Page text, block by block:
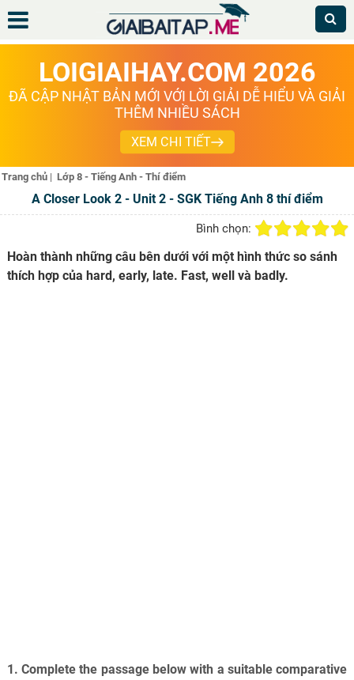
LOIGIAIHAY.COM 2026
ĐÃ CẬP NHẬT BẢN MỚI VỚI LỜI GIẢI DỄ HIỂU VÀ GIẢI
THÊM NHIỀU SÁCH
XEM CHI TIẾT
Trang chủ | Lớp 8 - Tiếng Anh - Thí điểm
A Closer Look 2 - Unit 2 - SGK Tiếng Anh 8 thí điểm
Bình chọn:
Hoàn thành những câu bên dưới với một hình thức so sánh
thích hợp của hard, early, late. Fast, well và badly.
1. Complete the passage below with a suitable comparative